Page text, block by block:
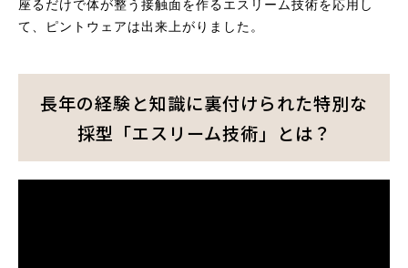
座るだけで体が整う接触面を作るエスリーム技術を応用し
て、ピントウェアは出来上がりました。
長年の経験と知識に裏付けられた特別な
採型「エスリーム技術」とは？